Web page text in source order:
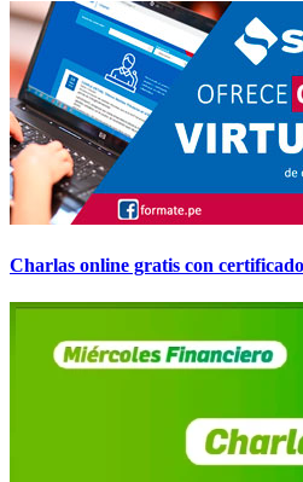
Charlas online gratis con